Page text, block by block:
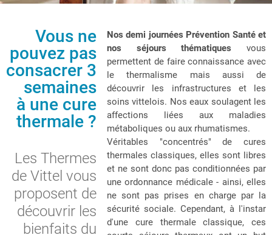
Vous ne
pouvez pas
consacrer 3
semaines
à une cure
thermale ?
Les Thermes
de Vittel vous
proposent de
découvrir les
bienfaits du
Nos demi journées Prévention Santé et
nos séjours thématiques vous
permettent de faire connaissance avec
le thermalisme mais aussi de
découvrir les infrastructures et les
soins vittelois. Nos eaux soulagent les
affections liées aux maladies
métaboliques ou aux rhumatismes.
Véritables "concentrés" de cures
thermales classiques, elles sont libres
et ne sont donc pas conditionnées par
une ordonnance médicale - ainsi, elles
ne sont pas prises en charge par la
sécurité sociale. Cependant, à l'instar
d'une cure thermale classique, ces